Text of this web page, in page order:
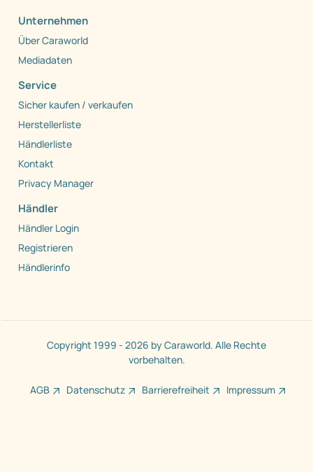
Unternehmen
Über Caraworld
Mediadaten
Service
Sicher kaufen / verkaufen
Herstellerliste
Händlerliste
Kontakt
Privacy Manager
Händler
Händler Login
Registrieren
Händlerinfo
Copyright 1999 - 2026 by Caraworld. Alle Rechte
vorbehalten.
AGB Datenschutz Barrierefreiheit Impressum